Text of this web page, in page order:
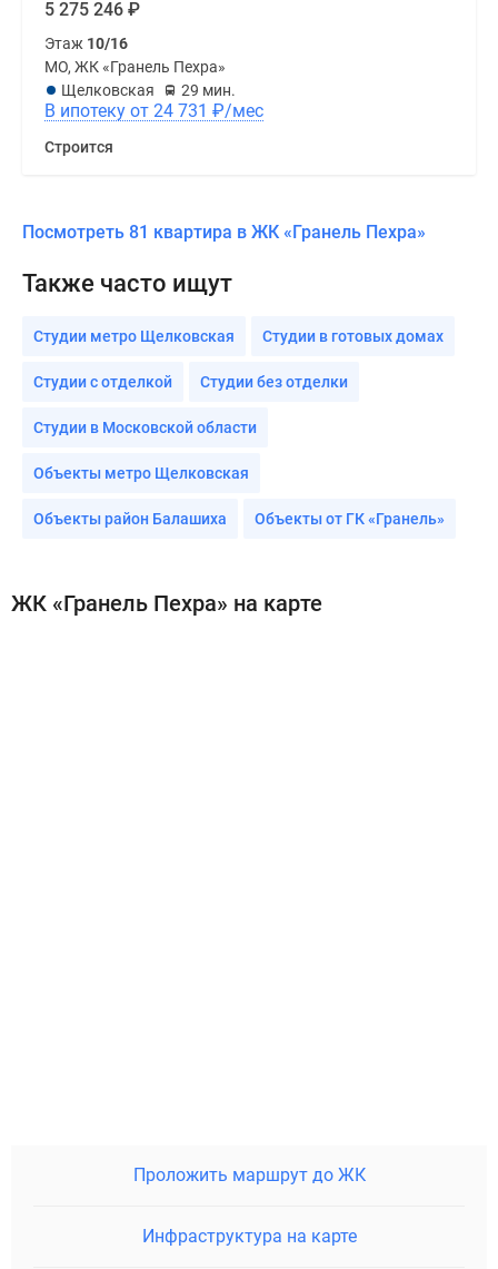
5 275 246 ₽
Этаж 10/16
МО, ЖК «Гранель Пехра»
Щелковская
29 мин.
В ипотеку от 24 731 ₽/мес
Строится
Посмотреть 81 квартира в ЖК «Гранель Пехра»
Также часто ищут
Студии метро Щелковская Студии в готовых домах
Студии с отделкой Студии без отделки
Студии в Московской области
Объекты метро Щелковская
Объекты район Балашиха Объекты от ГК «Гранель»
ЖК «Гранель Пехра» на карте
Проложить маршрут до ЖК
Инфраструктура на карте